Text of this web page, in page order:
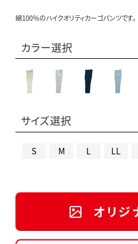
綿100％のハイクオリティカーゴパンツです。
カラー選択
サイズ選択
S M L LL
オリジ